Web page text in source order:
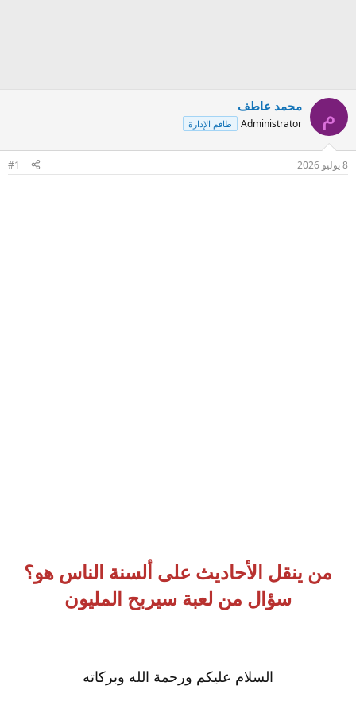
م محمد عاطف
Administrator طاقم الإدارة
8 يوليو 2026 #1
من ينقل الأحاديث على ألسنة الناس هو؟
سؤال من لعبة سيربح المليون
السلام عليكم ورحمة الله وبركاته